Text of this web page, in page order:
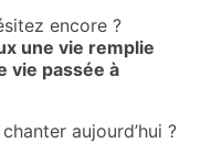
encore ?
une vie remplie
vie passée à
aujourd’hui ?